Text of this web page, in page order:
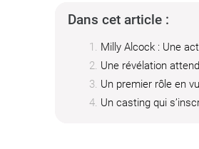
Dans cet article :
Milly Alcock : Une
Une révélation
Un premier rôle en
Un casting qui